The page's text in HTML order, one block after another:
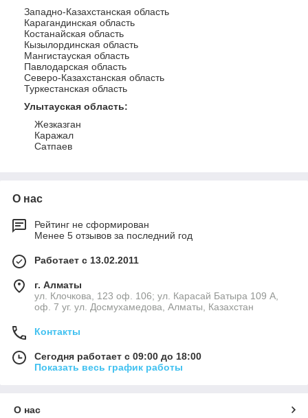
Западно-Казахстанская область
Карагандинская область
Костанайская область
Кызылординская область
Мангистауская область
Павлодарская область
Северо-Казахстанская область
Туркестанская область
Улытауская область:
Жезказган
Каражал
Сатпаев
О нас
Рейтинг не сформирован
Менее 5 отзывов за последний год
Работает с 13.02.2011
г. Алматы
ул. Клочкова, 123 оф. 106; ул. Карасай Батыра 109 А,
оф. 7 уг. ул. Досмухамедова, Алматы, Казахстан
Контакты
Сегодня работает с 09:00 до 18:00
Показать весь график работы
О нас